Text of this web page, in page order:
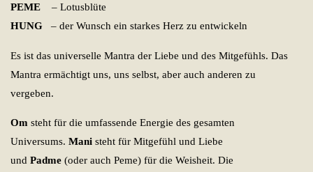
PEME
– Lotusblüte
HUNG – der Wunsch ein starkes Herz zu entwickeln
Es ist das universelle Mantra der Liebe und des Mitgefühls. Das
Mantra ermächtigt uns, uns selbst, aber auch anderen zu
vergeben.
Om steht für die umfassende Energie des gesamten
Universums.Mani steht für Mitgefühl und Liebe
undPadme (oder auch Peme) für die Weisheit. Die